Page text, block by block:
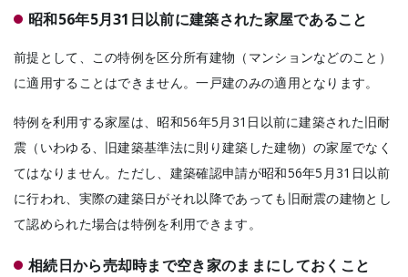
昭和56年5月31日以前に建築された家屋であること
前提として、この特例を区分所有建物（マンションなどのこと）
に適用することはできません。一戸建のみの適用となります。
特例を利用する家屋は、昭和56年5月31日以前に建築された旧耐
震（いわゆる、旧建築基準法に則り建築した建物）の家屋でなく
てはなりません。ただし、建築確認申請が昭和56年5月31日以前
に行われ、実際の建築日がそれ以降であっても旧耐震の建物とし
て認められた場合は特例を利用できます。
相続日から売却時まで空き家のままにしておくこと